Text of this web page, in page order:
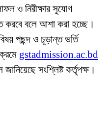
ও নিরীক্ষার সুযোগ
করবে বলে আশা করা হচ্ছে।
পছন্দ ও চূড়ান্ত ভর্তি
gstadmission.ac.bd
সংশ্লিষ্ট কর্তৃপক্ষ।